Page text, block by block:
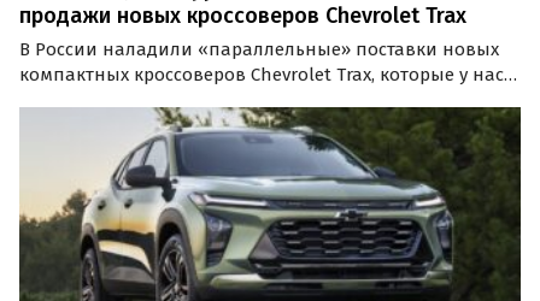
продажи новых кроссоверов Chevrolet Trax
В России наладили «параллельные» поставки новых
компактных кроссоверов Chevrolet Trax, которые у нас
Chery Tiggo 7 Pro Max и Jaecoo J7.